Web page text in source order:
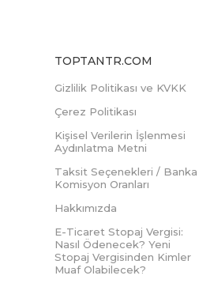
TOPTANTR.COM
Gizlilik Politikası ve KVKK
Çerez Politikası
Kişisel Verilerin İşlenmesi
Aydınlatma Metni
Taksit Seçenekleri / Banka
Komisyon Oranları
Hakkımızda
E-Ticaret Stopaj Vergisi:
Nasıl Ödenecek? Yeni
Stopaj Vergisinden Kimler
Muaf Olabilecek?